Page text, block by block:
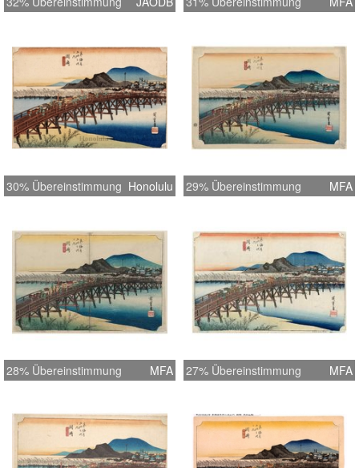
30% Übereinstimmung Honolulu 29% Übereinstimmung MFA
28% Übereinstimmung MFA 27% Übereinstimmung MFA